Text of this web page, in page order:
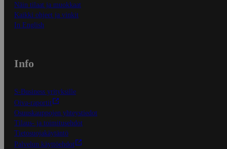
Näin tilaat ja muokkaat
Kaikki ohjeet ja vinkit
In English
Info
S-Business yrityksille
Oiva-raportit
Osuuskauppojen yhteystiedot
Tilaus- ja toimitusehdot
Tietosuojakäytäntö
Palvelun käyttöehdot